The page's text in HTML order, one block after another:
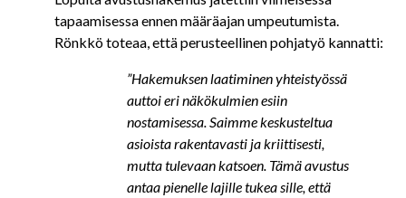
tapaamisessa ennen määräajan umpeutumista.
Rönkkö toteaa, että perusteellinen pohjatyö kannatti:
”Hakemuksen laatiminen yhteistyössä
auttoi eri näkökulmien esiin
nostamisessa. Saimme keskusteltua
asioista rakentavasti ja kriittisesti,
mutta tulevaan katsoen. Tämä avustus
antaa pienelle lajille tukea sille, että